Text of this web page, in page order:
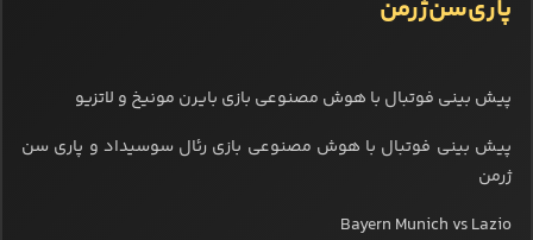
پاری‌سن‌ژرمن
پیش بینی فوتبال با هوش مصنوعی بازی بایرن مونیخ و لاتزیو
پیش بینی فوتبال با هوش مصنوعی بازی رئال سوسیداد و پاری سن
ژرمن
Bayern Munich vs Lazio